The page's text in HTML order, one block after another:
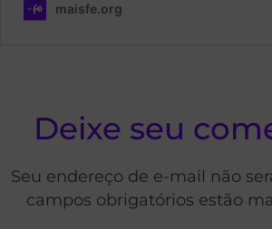
Deixe seu
Seu endereço de e-mail não
campos obrigatórios estão